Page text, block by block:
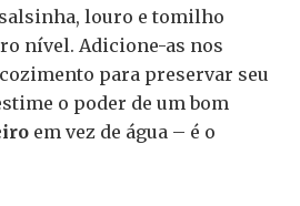
louro e tomilho
nível. Adicione-as nos
para preservar seu
o poder de um bom
em vez de água – é o